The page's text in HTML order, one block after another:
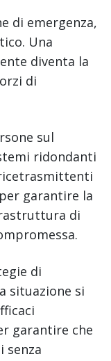
di emergenza,
Una
diventa la
di
sul
ridondanti
garantire la
di
di
situazione si
garantire che
senza